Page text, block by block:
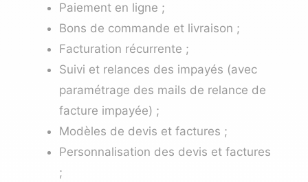
Paiement en ligne ;
Bons de commande et livraison ;
Facturation récurrente ;
Suivi et relances des impayés (avec
paramétrage des mails de relance de
facture impayée) ;
Modèles de devis et factures ;
Personnalisation des devis et factures
;